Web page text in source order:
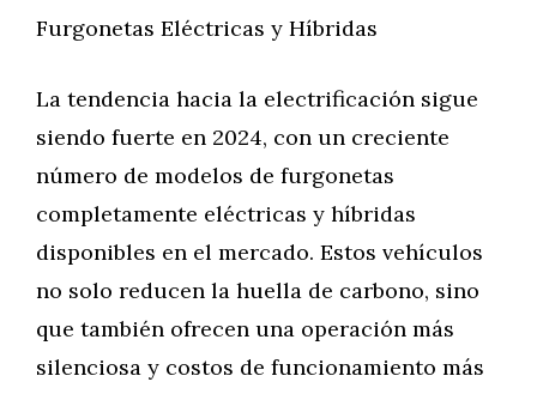
Furgonetas Eléctricas y Híbridas
La tendencia hacia la electrificación sigue
siendo fuerte en 2024, con un creciente
número de modelos de furgonetas
completamente eléctricas y híbridas
disponibles en el mercado. Estos vehículos
no solo reducen la huella de carbono, sino
que también ofrecen una operación más
silenciosa y costos de funcionamiento más